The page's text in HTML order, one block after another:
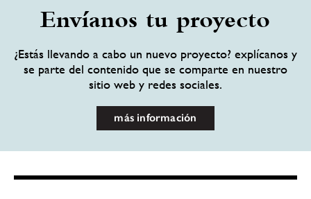
Envíanos tu proyecto
¿Estás llevando a cabo un nuevo proyecto? explícanos y
se parte del contenido que se comparte en nuestro
sitio web y redes sociales.
más información